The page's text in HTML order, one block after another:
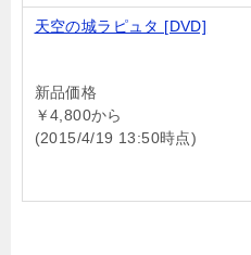
天空の城ラピュタ [DVD]
新品価格
￥4,800から
(2015/4/19 13:50時点)